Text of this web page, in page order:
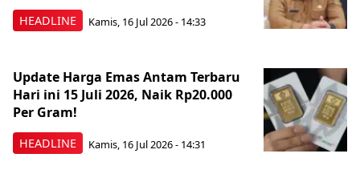
HEADLINE Kamis, 16 Jul 2026 - 14:33
HEADLINE
Update Harga Emas Antam Terbaru
Hari ini 15 Juli 2026, Naik Rp20.000
Per Gram!
Kamis, 16 Jul 2026 - 14:31